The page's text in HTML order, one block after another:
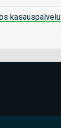
kasauspalvelu